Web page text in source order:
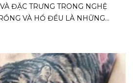
ĐẶC TRƯNG TRONG NGHỆ
VÀ HỔ ĐỀU LÀ NHỮNG